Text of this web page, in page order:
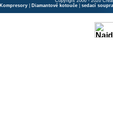
Kompresory Diamantové kotouče sedací